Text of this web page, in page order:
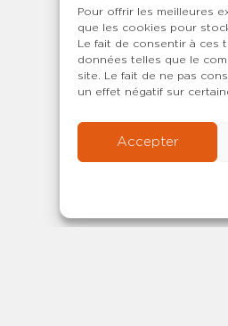
Pour offrir les meilleures
que les cookies pour
Le fait de consentir à ces
données telles que le
site. Le fait de ne pas
un effet négatif sur
Accepter